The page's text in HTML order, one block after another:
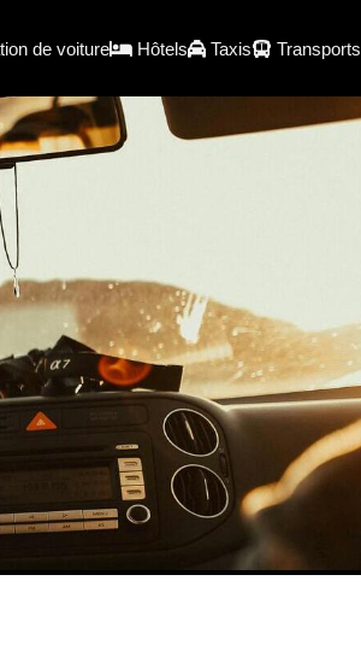
de voiture Hôtels Taxis Transports